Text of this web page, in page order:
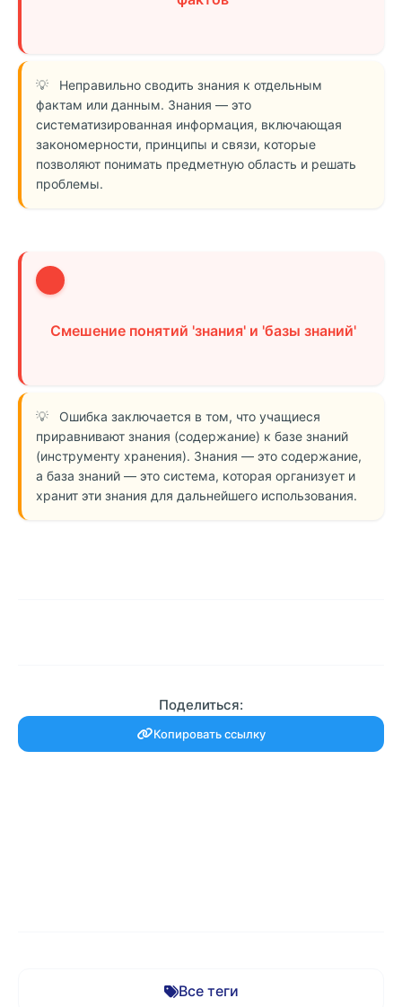
Неправильно сводить знания к отдельным
фактам или данным. Знания — это
систематизированная информация, включающая
закономерности, принципы и связи, которые
позволяют понимать предметную область и решать
проблемы.
Смешение понятий 'знания' и 'базы знаний'
Ошибка заключается в том, что учащиеся
приравнивают знания (содержание) к базе знаний
(инструменту хранения). Знания — это содержание,
а база знаний — это система, которая организует и
хранит эти знания для дальнейшего использования.
Поделиться:
Копировать ссылку
Все теги